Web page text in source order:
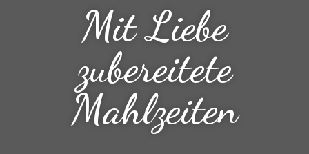
Mit Liebe
zubereitete
Mahlzeiten